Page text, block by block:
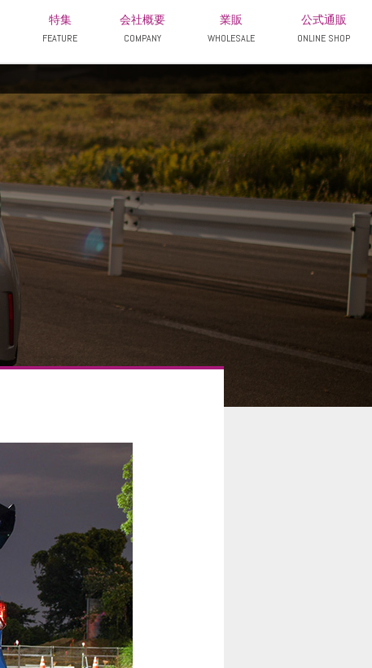
特集
FEATURE
会社概要
COMPANY
業販
WHOLESALE
公式通販
ONLINE SHOP